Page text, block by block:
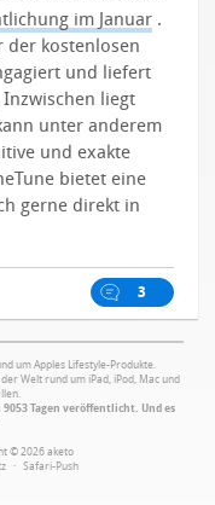
im Januar .
der kostenlosen
und liefert
liegt
unter anderem
und exakte
bietet eine
gerne direkt in
3
um Apples Lifestyle-Produkte.
Welt rund um iPad, iPod, Mac und
Tagen veröffentlicht. Und es
© 2026 aketo
· Safari-Push